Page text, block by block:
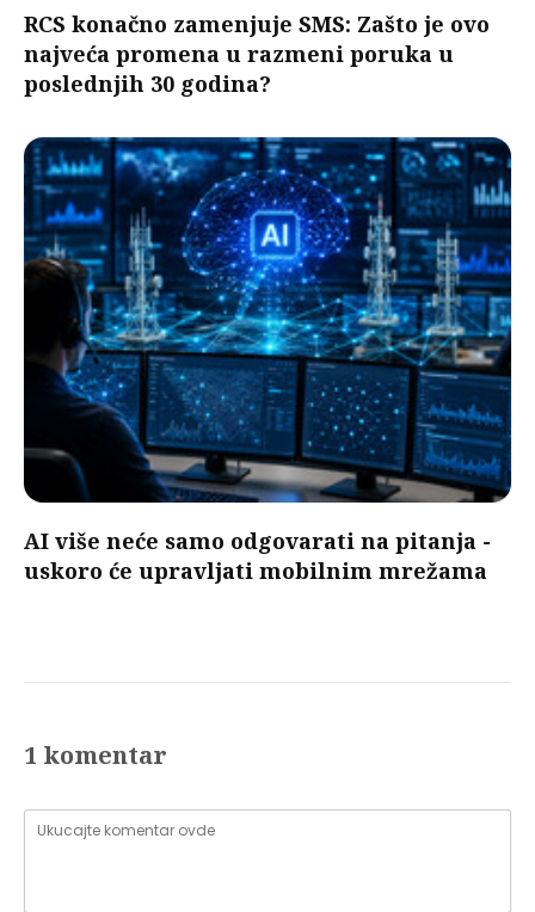
RCS konačno zamenjuje SMS: Zašto je ovo
najveća promena u razmeni poruka u
poslednjih 30 godina?
AI više neće samo odgovarati na pitanja -
uskoro će upravljati mobilnim mrežama
1 komentar